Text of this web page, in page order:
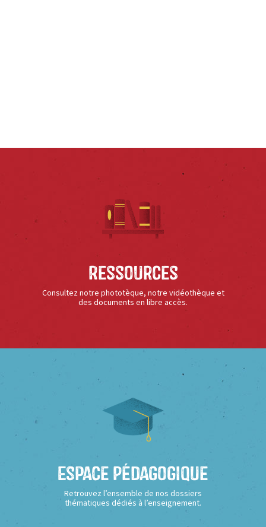
Ressources
Consultez notre phototèque, notre vidéothèque et
des documents en libre accès.
Espace Pédagogique
Retrouvez l’ensemble de nos dossiers
thématiques dédiés à l’enseignement.